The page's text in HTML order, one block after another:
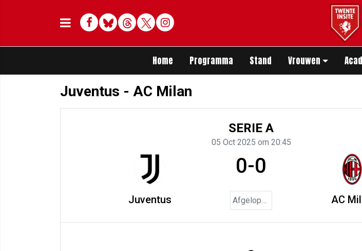
Facebook
BlueskyThreadsTwitterDelen op Whatsapp
Home Programma Stand Vrouwen
Juventus - AC Milan
SERIE A
05 Oct 2025 om 20:45
Juventus
0-0
AC